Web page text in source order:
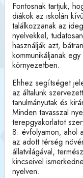
Fontosnak tartjuk,
diákok az iskolán
találkozzanak az
nyelvekkel, tudatosan
használják azt, bátran
kommunikáljanak
környezetben.
Ehhez segítséget
az általunk szervezett
tanulmányutak és
Minden tavasszal
terepgyakorlatot
8. évfolyamon, ahol
az adott térség
állatvilágával,
kincseivel
nyelven.